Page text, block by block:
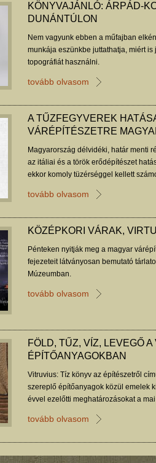
KÖNYVAJÁNLÓ: ÁRPÁD-
DUNÁNTÚLON
Nem vagyunk ebben a műfajban
munkája eszünkbe juttathatja, miért
topográfiát használni.
tovább olvasom
A TŰZFEGYVEREK
VÁRÉPÍTÉSZETRE
Magyarország délvidéki, határ menti
az itáliai és a török erődépítészet
ekkor komoly tüzérséggel kellett
tovább olvasom
KÖZÉPKORI VÁRAK,
Pénteken nyitják meg a magyar
fejezeteit látványosan bemutató
Múzeumban.
tovább olvasom
FÖLD, TŰZ, VÍZ, LEVEGŐ
ÉPÍTŐANYAGOKBAN
Vitruvius: Tíz könyv az építészetről
szereplő építőanyagok közül emelek
évvel ezelőtti meghatározásokat a
tovább olvasom